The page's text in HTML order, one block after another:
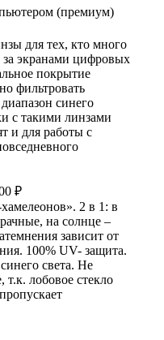
(премиум)
для тех, кто много
экранами цифровых
покрытие
фильтровать
синего
с такими линзами
и для работы с
₽
2 в 1: в
на солнце –
зависит от
100% UV- защита.
света. Не
лобовое стекло